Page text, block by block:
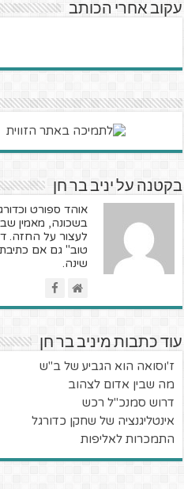
עקוב אחרי הכותב
בקטנה על יניב בר חן
אוהד ספורט
בשכונה, מאמין
לעצור על החזה.
טוב" גם אם
שינה.
עוד כתבות מיניב בר חן
ז'וסואה הוא הגביע של ב"ש
מה שבין אדום לצהוב
דרוש סמנכ"ל רכש
אינטליגנציה של שחקן כדורגל
התמכרות לאליפות